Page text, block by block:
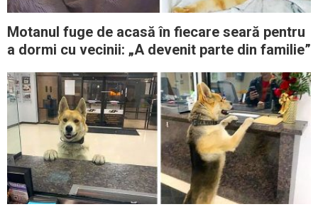
Motanul fuge de acasă în fiecare seară pentru
a dormi cu vecinii: „A devenit parte din familie”